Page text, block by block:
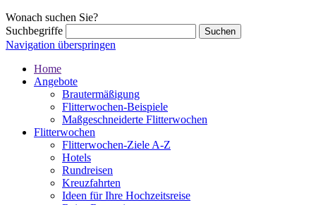
Wonach suchen Sie?
Suchbegriffe
Navigation überspringen
Home
Angebote
Brautermäßigung
Flitterwochen-Beispiele
Maßgeschneiderte Flitterwochen
Flitterwochen
Flitterwochen-Ziele A-Z
Hotels
Rundreisen
Kreuzfahrten
Ideen für Ihre Hochzeitsreise